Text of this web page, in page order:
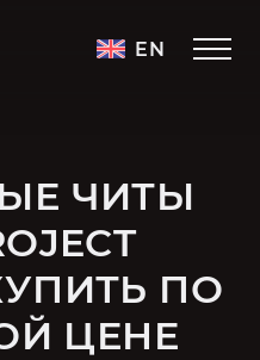
EN
ЧИТЫ
ПО
ЦЕНЕ